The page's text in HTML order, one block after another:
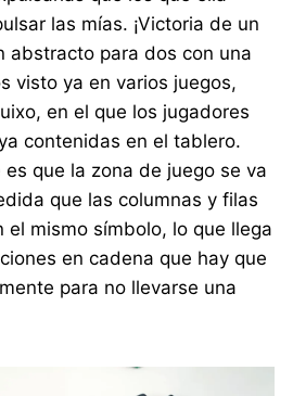
las mías. ¡Victoria de un
abstracto para dos con una
visto ya en varios juegos,
en el que los jugadores
contenidas en el tablero.
que la zona de juego se va
que las columnas y filas
el mismo símbolo, lo que llega
en cadena que hay que
para no llevarse una